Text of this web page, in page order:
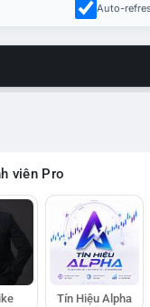
Auto-
viên Pro
Tín Hiệu Alpha